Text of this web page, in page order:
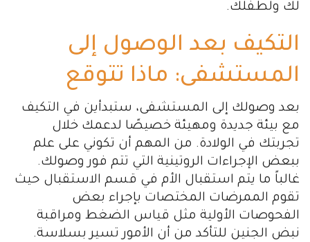
لك ولطفلك.
التكيف بعد الوصول إلى
المستشفى: ماذا تتوقع
بعد وصولك إلى المستشفى، ستبدأين في التكيف
مع بيئة جديدة ومهيئة خصيصًا لدعمك خلال
تجربتك في الولادة. من المهم أن تكوني على علم
ببعض الإجراءات الروتينية التي تتم فور وصولك.
غالباً ما يتم استقبال الأم في قسم الاستقبال حيث
تقوم الممرضات المختصات بإجراء بعض
الفحوصات الأولية مثل قياس الضغط ومراقبة
نبض الجنين للتأكد من أن الأمور تسير بسلاسة.